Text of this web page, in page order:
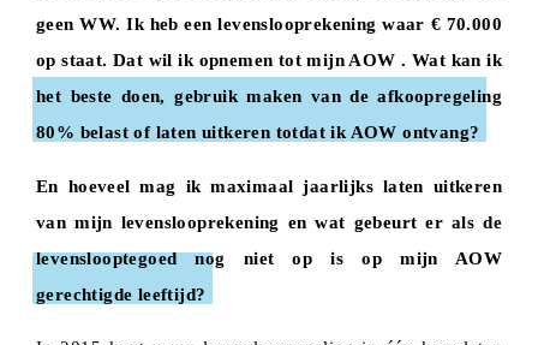
geen WW. Ik heb een levenslooprekening waar € 70.000
op staat. Dat wil ik opnemen tot mijn AOW . Wat kan ik
het beste doen, gebruik maken van de afkoopregeling
80% belast of laten uitkeren totdat ik AOW ontvang?
En hoeveel mag ik maximaal jaarlijks laten uitkeren
van mijn levenslooprekening en wat gebeurt er als de
levenslooptegoed nog niet op is op mijn AOW
gerechtigde leeftijd?